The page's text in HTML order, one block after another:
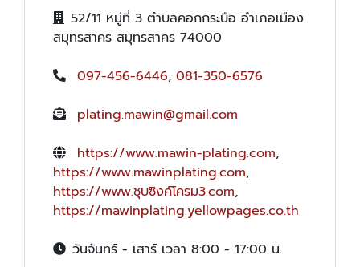
52/11 หมู่ที่ 3 ตำบลคอกกระบือ อำเภอเมือง
สมุทรสาคร สมุทรสาคร 74000
097-456-6446, 081-350-6576
plating.mawin@gmail.com
https://www.mawin-plating.com,
https://www.mawinplating.com,
https://www.ชุบซิงค์โครม3.com,
https://mawinplating.yellowpages.co.th
วันจันทร์ - เสาร์ เวลา 8:00 - 17:00 น.